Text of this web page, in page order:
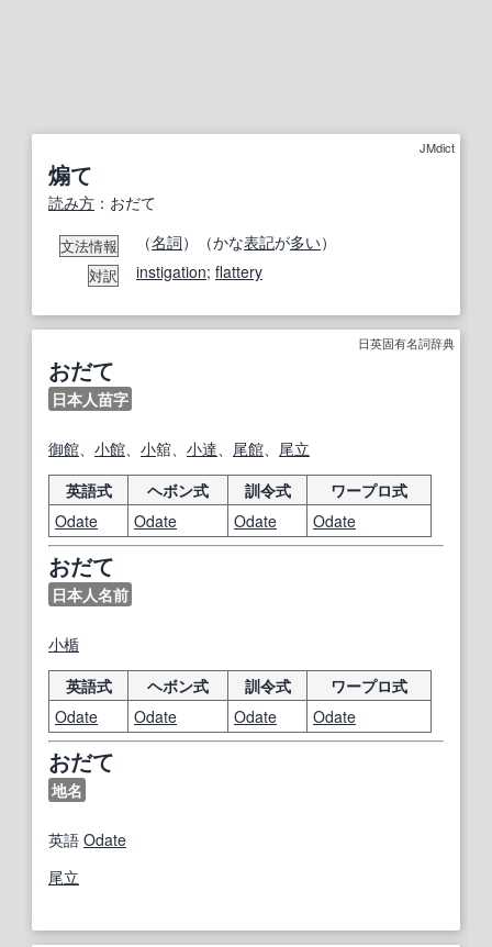
JMdict
煽て
読み方 ：おだて
文法情報 （名詞）（かな表記が多い）
対訳 instigation; flattery
日英固有名詞辞典
おだて
日本人苗字
御館 小館 小舘、 小達 尾館 尾立
英語式
ヘボン式 訓令式
ワープロ式
Odate
Odate Odate Odate
おだて
日本人名前
小楯
英語式
ヘボン式 訓令式
ワープロ式
Odate
Odate Odate Odate
おだて
地名
英語 Odate
尾立